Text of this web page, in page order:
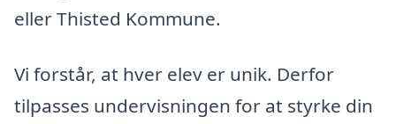
eller Thisted Kommune.
Vi forstår, at hver elev er unik. Derfor
tilpasses undervisningen for at styrke din